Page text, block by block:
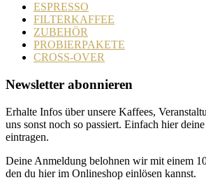
ESPRESSO
FILTERKAFFEE
ZUBEHÖR
PROBIERPAKETE
CROSS-OVER
Newsletter abonnieren
Erhalte Infos über unsere Kaffees,
uns sonst noch so passiert. Einfach hier
eintragen.
Deine Anmeldung belohnen wir mit einem
den du hier im Onlineshop einlösen kannst.